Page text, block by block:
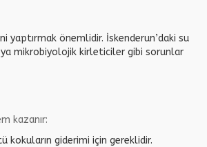
yaptırmak önemlidir. İskenderun’daki su
mikrobiyolojik kirleticiler gibi sorunlar
kazanır:
kokuların giderimi için gereklidir.